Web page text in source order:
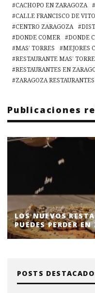
CACHOPO EN ZARAGOZA
CALLE FRANCISCO DE
CENTRO ZARAGOZA
DONDE COMER
DONDE
MAS’ TORRES
MEJORES
RESTAURANTE MAS’
RESTAURANTES EN
ZARAGOZA RESTAURANTES
Publicaciones
LOS NUEVOS
PUEDES PERDER
POSTS